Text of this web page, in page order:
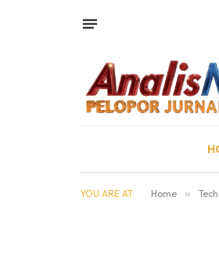
YOU ARE AT: Home »